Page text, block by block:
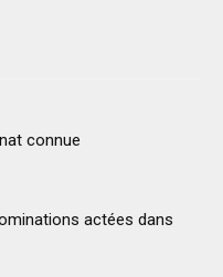
connue
actées dans